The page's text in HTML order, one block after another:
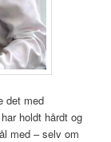
det med
holdt hårdt og
med – selv om